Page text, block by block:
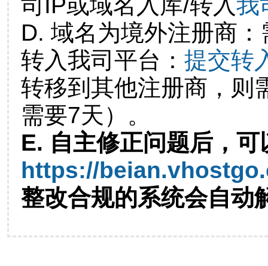
D. 域名为境外注册商
转入我司平台： 提交转
转移到其他注册商，则
需要7天）。
E. 自主修正问题后，可
https://
整改合规的系统会自动